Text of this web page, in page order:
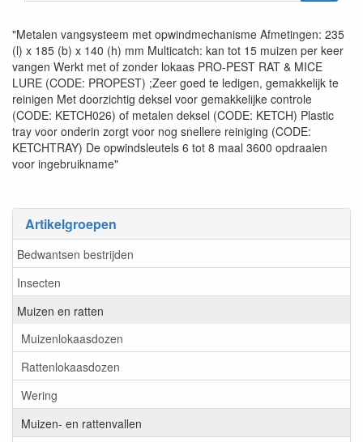
Artikelgroepen
Bedwantsen bestrijden
Insecten
Muizen en ratten
Muizenlokaasdozen
Rattenlokaasdozen
Wering
Muizen- en rattenvallen
"Metalen vangsysteem met opwindmechanisme Afmetingen: 235
(l) x 185 (b) x 140 (h) mm Multicatch: kan tot 15 muizen per keer
vangen Werkt met of zonder lokaas PRO-PEST RAT & MICE
LURE (CODE: PROPEST) ;Zeer goed te ledigen, gemakkelijk te
reinigen Met doorzichtig deksel voor gemakkelijke controle
(CODE: KETCH026) of metalen deksel (CODE: KETCH) Plastic
tray voor onderin zorgt voor nog snellere reiniging (CODE:
KETCHTRAY) De opwindsleutels 6 tot 8 maal 3600 opdraaien
voor ingebruikname"